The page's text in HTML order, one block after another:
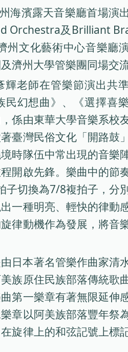
海濱露天音樂廳首場演
Orchestra及Brilliant
州文化藝術中心音樂廳
濟州大學管樂團同場交流
輝老師在管樂節演出共
民幻想曲》、《選擇喜
係由東華大學音樂系校
臺灣民俗文化「開路鼓
時隊伍中常出現的音樂
開啟先鋒。樂曲中的節
子切換為7/8複拍子，分
一種明亮、輕快的律動
律動機作為發展，將音
日本著名管樂作曲家清
族原住民族部落傳統歌
第一樂章有著無限延伸
章以阿美族部落豐年祭
旋律上的和弦記號上標